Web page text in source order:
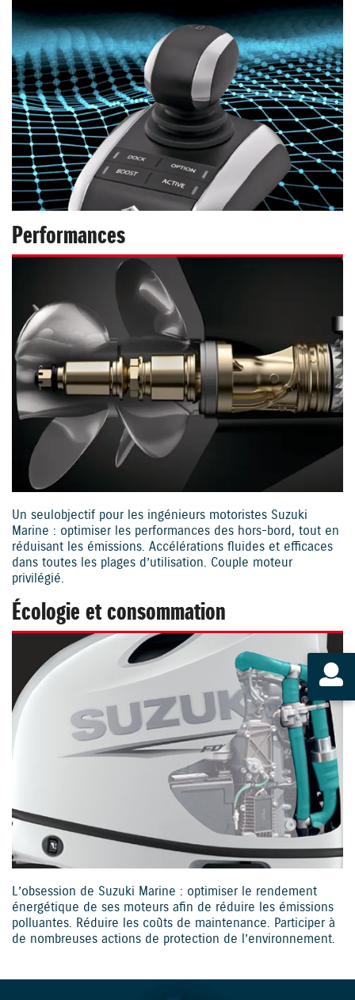
Performances
Un seul objectif pour les ingénieurs motoristes Suzuki
Marine : optimiser les performances des hors-bord, tout en
réduisant les émissions. Accélérations fluides et efficaces
dans toutes les plages d’utilisation. Couple moteur
privilégié.
Écologie et consommation
L’obsession de Suzuki Marine : optimiser le rendement
énergétique de ses moteurs afin de réduire les émissions
polluantes. Réduire les coûts de maintenance. Participer à
de nombreuses actions de protection de l’environnement.